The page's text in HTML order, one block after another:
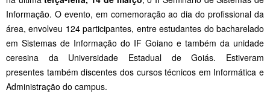
Informação. O evento, em comemoração ao dia do profissional da
área, envolveu 124 participantes, entre estudantes do bacharelado
em Sistemas de Informação do IF Goiano e também da unidade
ceresina da Universidade Estadual de Goiás. Estiveram
presentes também discentes dos cursos técnicos em Informática e
Administração do campus.